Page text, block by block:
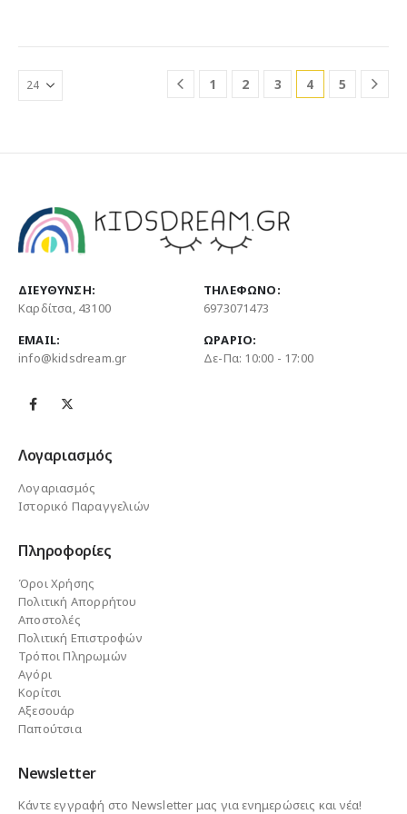
επιλογές
μπορούν
να
επιλογές
μπορούν
να
1 2 3 4 5
ΔΙΕΎΘΥΝΣΗ:
Καρδίτσα, 43100
ΤΗΛΈΦΩΝΟ:
6973071473
EMAIL:
info@kidsdream.gr
ΩΡΆΡΙΟ:
Δε-Πα: 10:00 - 17:00
Λογαριασμός
Λογαριασμός
Ιστορικό Παραγγελιών
Πληροφορίες
Όροι Χρήσης
Πολιτική Απορρήτου
Αποστολές
Πολιτική Επιστροφών
Τρόποι Πληρωμών
Αγόρι
Κορίτσι
Αξεσουάρ
Παπούτσια
Newsletter
Κάντε εγγραφή στο Newsletter μας για ενημερώσεις και νέα!